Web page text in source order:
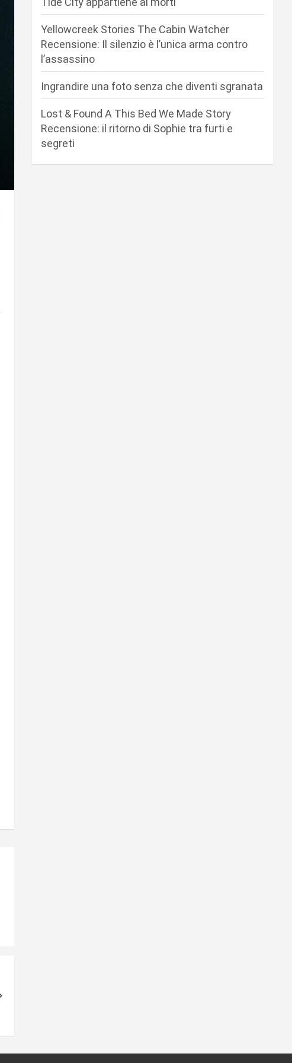
Yellowcreek Stories The Cabin Watcher
Recensione: Il silenzio è l’unica arma contro
l’assassino
Ingrandire una foto senza che diventi sgranata
Lost & Found A This Bed We Made Story
Recensione: il ritorno di Sophie tra furti e
segreti